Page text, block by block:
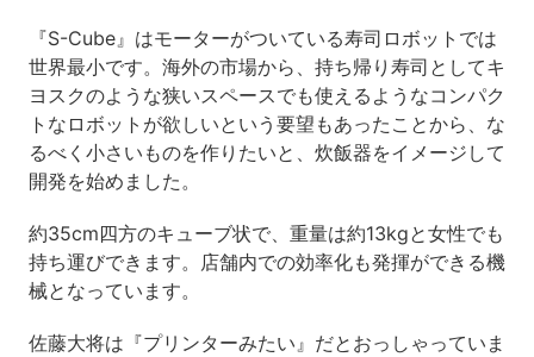
『S-Cube』はモーターがついている寿司ロボットでは
世界最小です。海外の市場から、持ち帰り寿司としてキ
ヨスクのような狭いスペースでも使えるようなコンパク
トなロボットが欲しいという要望もあったことから、な
るべく小さいものを作りたいと、炊飯器をイメージして
開発を始めました。
約35cm四方のキューブ状で、重量は約13kgと女性でも
持ち運びできます。店舗内での効率化も発揮ができる機
械となっています。
佐藤大将は『プリンターみたい』だとおっしゃっていま